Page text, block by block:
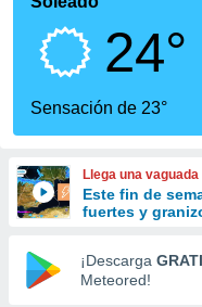
que se
calidad.
a este
las
y
forma
digital
basada
24°
Sensación de 23°
Llega una vaguada
Este fin de
fuertes y
¡Descarga
Meteored!